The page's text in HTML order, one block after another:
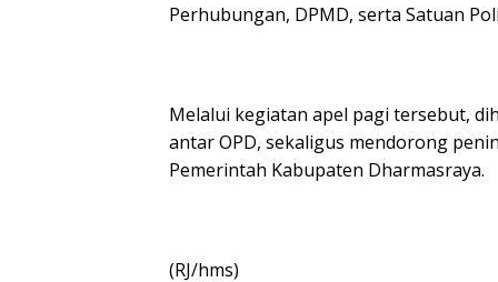
Perhubungan, DPMD, serta Satuan
Melalui kegiatan apel pagi tersebut,
antar OPD, sekaligus mendorong
Pemerintah Kabupaten Dharmasraya.
(RJ/hms)